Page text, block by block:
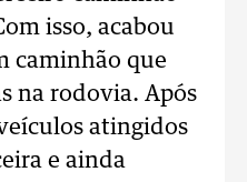
isso, acabou
caminhão que
na rodovia. Após
atingidos
e ainda